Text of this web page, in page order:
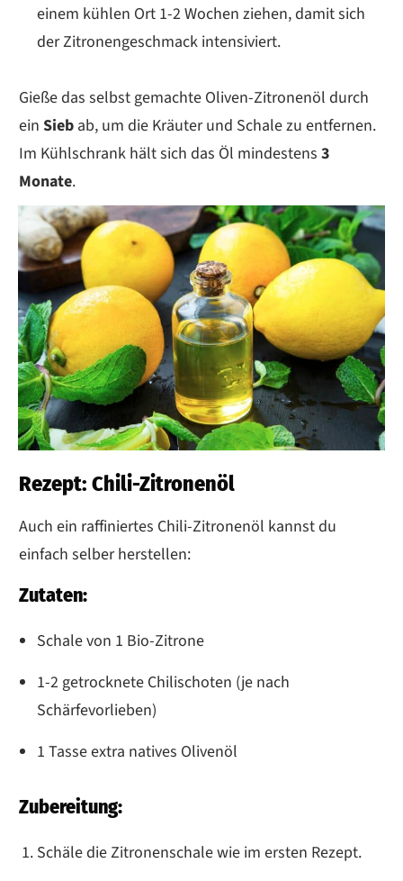
einem kühlen Ort 1-2 Wochen ziehen, damit sich
der Zitronengeschmack intensiviert.
Gieße das selbst gemachte Oliven-Zitronenöl durch
ein Sieb ab, um die Kräuter und Schale zu entfernen.
Im Kühlschrank hält sich das Öl mindestens 3
Monate.
Rezept: Chili-Zitronenöl
Auch ein raffiniertes Chili-Zitronenöl kannst du
einfach selber herstellen:
Zutaten:
Schale von 1 Bio-Zitrone
1-2 getrocknete Chilischoten (je nach
Schärfevorlieben)
1 Tasse extra natives Olivenöl
Zubereitung:
Schäle die Zitronenschale wie im ersten Rezept.